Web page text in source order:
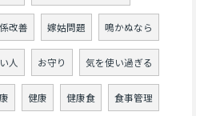
改善 嫁姑問題 鳴かぬなら
人 お守り 気を使い過ぎる
健康 健康食 食事管理